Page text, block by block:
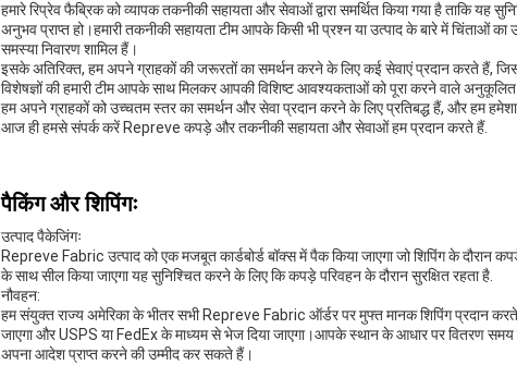
हमारे रिप्रेव फैब्रिक को व्यापक तकनीकी सहायता और सेवाओं द्वारा समर्थित किया गया है ताकि यह
अनुभव प्राप्त हो।हमारी तकनीकी सहायता टीम आपके किसी भी प्रश्न या उत्पाद के बारे में चिंताओं
समस्या निवारण शामिल हैं।
इसके अतिरिक्त, हम अपने ग्राहकों की जरूरतों का समर्थन करने के लिए कई सेवाएं प्रदान करते हैं,
विशेषज्ञों की हमारी टीम आपके साथ मिलकर आपकी विशिष्ट आवश्यकताओं को पूरा करने वाले
हम अपने ग्राहकों को उच्चतम स्तर का समर्थन और सेवा प्रदान करने के लिए प्रतिबद्ध हैं, और हम
आज ही हमसे संपर्क करें Repreve कपड़े और तकनीकी सहायता और सेवाओं हम प्रदान करते हैं.
पैकिंग और शिपिंगः
उत्पाद पैकेजिंगः
Repreve Fabric उत्पाद को एक मजबूत कार्डबोर्ड बॉक्स में पैक किया जाएगा जो शिपिंग के दौरान
के साथ सील किया जाएगा यह सुनिश्चित करने के लिए कि कपड़े परिवहन के दौरान सुरक्षित रहता है.
नौवहन:
हम संयुक्त राज्य अमेरिका के भीतर सभी Repreve Fabric ऑर्डर पर मुफ्त मानक शिपिंग प्रदान
जाएगा और USPS या FedEx के माध्यम से भेज दिया जाएगा।आपके स्थान के आधार पर वितरण समय
अपना आदेश प्राप्त करने की उम्मीद कर सकते हैं।